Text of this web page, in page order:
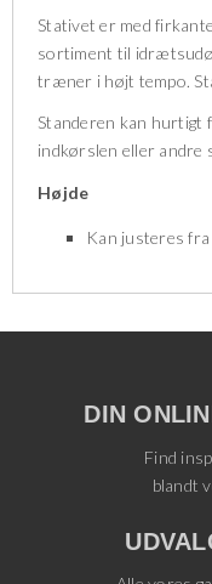
Stativet er med
sortiment til
træner i højt tempo.
Standeren kan hurtigt
indkørslen eller andre
Højde
Kan justeres fra
DIN
Find
blandt